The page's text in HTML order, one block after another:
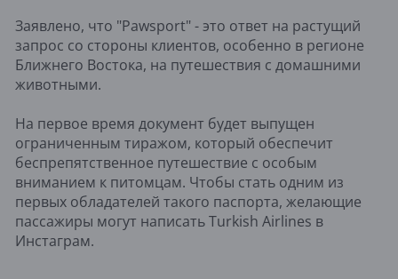
Заявлено, что "Pawsport" - это ответ на растущий
запрос со стороны клиентов, особенно в регионе
Ближнего Востока, на путешествия с домашними
животными.
На первое время документ будет выпущен
ограниченным тиражом, который обеспечит
беспрепятственное путешествие с особым
вниманием к питомцам. Чтобы стать одним из
первых обладателей такого паспорта, желающие
пассажиры могут написать Turkish Airlines в
Инстаграм.